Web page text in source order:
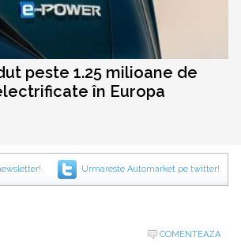
peste 1.25 milioane de
în Europa
Urmareste Automarket pe twitter!
COMENTEAZA